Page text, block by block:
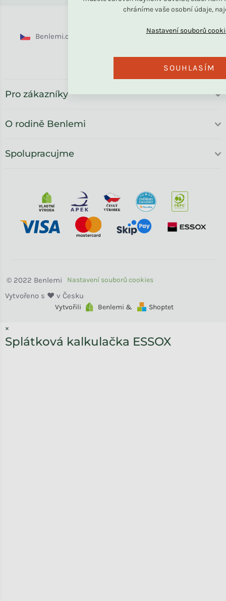
chráníme vaše osobní údaje,
SOUHLASÍM
Benlemi.cz Benlemi.com
Benlemi.ro
Pro zákazníky
O rodině Benlemi
Spolupracujme
Vytvořili Benlemi & Shoptet
Benlemi
×
Splátková kalkulačka ESSOX